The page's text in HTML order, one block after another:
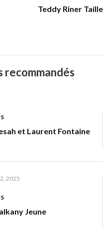
Teddy Riner Taille
recommandés
et Laurent Fontaine
2025
Jeune